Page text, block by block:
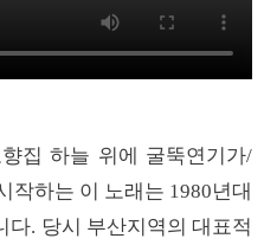
집 하늘 위에 굴뚝연기가/
작하는 이 노래는 1980년대
다. 당시 부산지역의 대표적